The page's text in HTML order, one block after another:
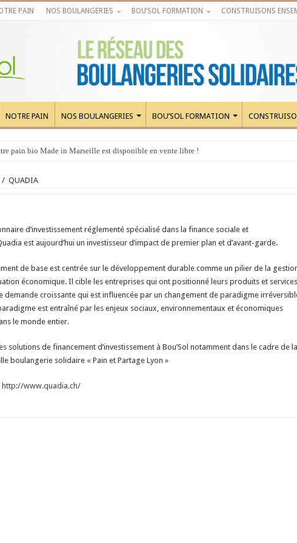
PAIN NOS BOULANGERIES BOU’SOL FORMATION CONSTRUISONS
NOTRE PAIN NOS BOULANGERIES BOU’SOL FORMATION
pain bio Made in Marseille est disponible en vente libre !
/ QUADIA
d’investissement réglementé spécialisé dans la finance sociale et
est aujourd’hui un investisseur d’impact de premier plan et d’avant-garde.
de base est centrée sur le développement durable comme un pilier de la
économique. Il cible les entreprises qui ont positionné leurs produits et services
demande croissante qui est influencée par un changement de paradigme
est entraîné par les enjeux sociaux, environnementaux et économiques
le monde entier.
solutions de financement d’investissement à Bou’Sol notamment dans le cadre de la
boulangerie solidaire « Pain et Partage Lyon »
http://www.quadia.ch/